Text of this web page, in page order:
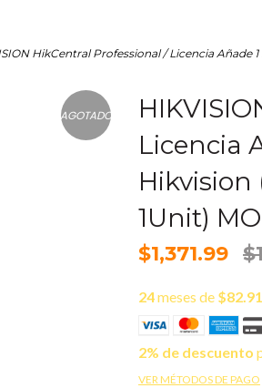
HikCentral Professional / Licencia Añade
AGOTADO
Licencia
1Unit)
$1,371.99
24meses de $82.91
2% de descuento
VER MÉTODOS DE PAGO